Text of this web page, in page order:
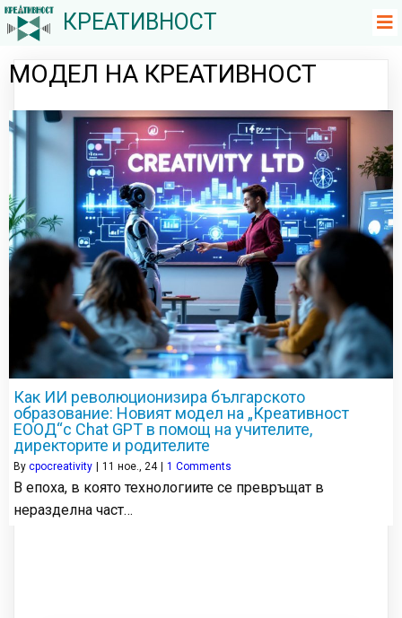
КРЕАТИВНОСТ
МОДЕЛ НА КРЕАТИВНОСТ
Как ИИ революционизира българското
образование: Новият модел на „Креативност
ЕООД“с Chat GPT в помощ на учителите,
директорите и родителите
By cpocreativity 11 ное., 24 1 Comments
В епоха, в която технологиите се превръщат в
неразделна част…